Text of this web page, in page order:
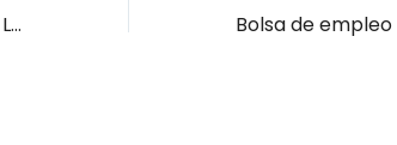
3 Plazas de auxiliares de Policía Local Marina de Cudeyo